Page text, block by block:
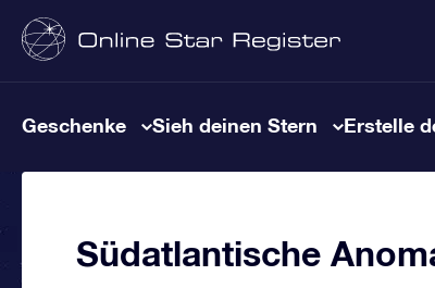
Geschenke Sieh deinen Stern Erstelle
Südatlantische